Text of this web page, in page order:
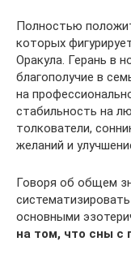
Полностью
которых
Оракула. Герань в
благополучие в
на
стабильность на
толкователи,
желаний и
Говоря об общем
основными
на том, что сны с